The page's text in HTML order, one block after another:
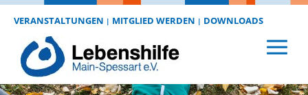
VERANSTALTUNGEN | MITGLIED WERDEN | DOWNLOADS